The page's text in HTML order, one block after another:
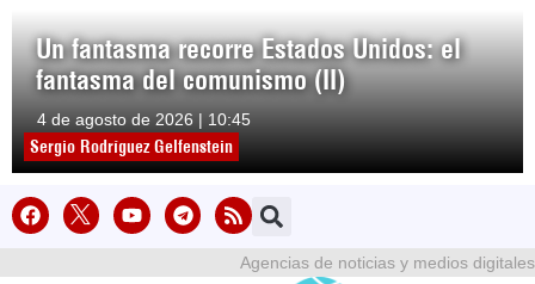
Un fantasma recorre Estados Unidos: el
fantasma del comunismo (II)
4 de agosto de 2026 | 10:45
Sergio Rodríguez Gelfenstein
Agencias de noticias y medios digitales